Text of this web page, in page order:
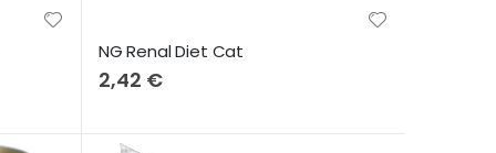
NG Renal Diet Cat
2,42 €